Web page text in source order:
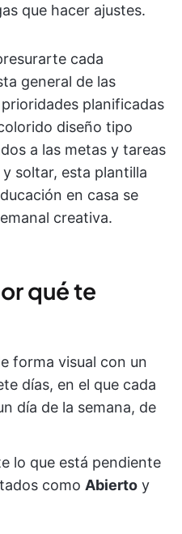
que hacer ajustes.
cada
general de las
planificadas
diseño tipo
a las metas y tareas
soltar, esta plantilla
en casa se
creativa.
qué te
forma visual con un
días, en el que cada
día de la semana, de
lo que está pendiente
como Abierto y